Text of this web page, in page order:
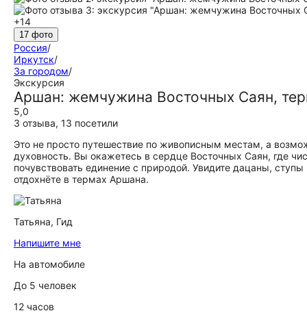
+14
17 фото
Россия/
Иркутск/
За городом/
Экскурсия
Аршан: жемчужина Восточных Саян,
5,0
3 отзыва, 13 посетили
Это не просто путешествие по живописным местам, а
духовность. Вы окажетесь в сердце Восточных Саян, где
почувствовать единение с природой. Увидите дацаны,
отдохнёте в термах Аршана.
Татьяна, Гид
Напишите мне
На автомобиле
До 5 человек
12 часов